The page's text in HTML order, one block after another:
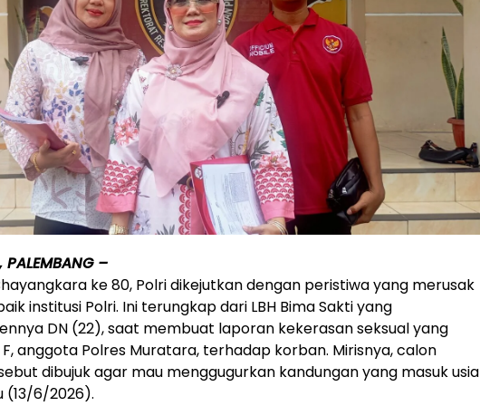
PALEMBANG –
ke 80, Polri dikejutkan dengan peristiwa yang merusak
institusi Polri. Ini terungkap dari LBH Bima Sakti yang
DN (22), saat membuat laporan kekerasan seksual yang
anggota Polres Muratara, terhadap korban. Mirisnya, calon
dibujuk agar mau menggugurkan kandungan yang masuk usia
(13/6/2026).